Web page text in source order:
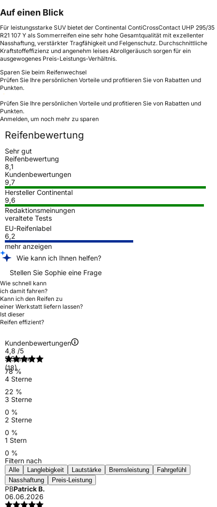
Auf einen Blick
Für leistungsstarke SUV bietet der Continental ContiCrossContact UHP 295/35
R21 107 Y als Sommerreifen eine sehr hohe Gesamtqualität mit exzellenter
Nasshaftung, verstärkter Tragfähigkeit und Felgenschutz. Durchschnittliche
Kraftstoffeffizienz und angenehm leises Abrollgeräusch sorgen für ein
ausgewogenes Preis-Leistungs-Verhältnis.
Sparen Sie beim Reifenwechsel
Prüfen Sie Ihre persönlichen Vorteile und profitieren Sie von Rabatten und
Punkten.
Prüfen Sie Ihre persönlichen Vorteile und profitieren Sie von Rabatten und
Punkten.
Anmelden, um noch mehr zu sparen
Reifenbewertung
Sehr gut
Reifenbewertung
8,1
Kundenbewertungen
9,7
Hersteller Continental
9,6
Redaktionsmeinungen
veraltete Tests
EU-Reifenlabel
6,2
mehr anzeigen
Wie kann ich Ihnen helfen?
Stellen Sie Sophie eine Frage
Wie schnell kann
ich damit fahren?
Kann ich den Reifen zu
einer Werkstatt liefern lassen?
Ist dieser
Reifen effizient?
Kundenbewertungen
4,8 /5
(18)
5 Sterne
78 %
4 Sterne
22 %
3 Sterne
0 %
2 Sterne
0 %
1 Stern
0 %
Filtern nach
Alle Langlebigkeit Lautstärke Bremsleistung
Fahrgefühl
Nasshaftung
Preis-Leistung
PBPatrick B.
06.06.2026